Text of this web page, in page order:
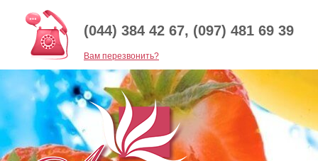
(044) 384 42 67, (097) 481 69 39
Baм перезвонить?